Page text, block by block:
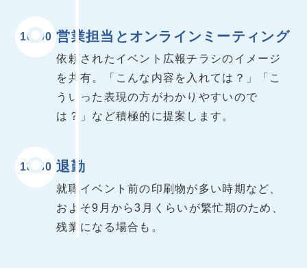
16:00 営業担当とオンラインミーティング
依頼されたイベント広報チラシのイメージ
を共有。「こんな内容を入れては？」「こ
ういった表現の方がわかりやすいので
は？」など積極的に提案します。
18:30 退勤
就職イベント前の印刷物が多い時期など、
およそ9月から3月くらいが繁忙期のため、
残業になる場合も。